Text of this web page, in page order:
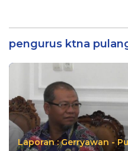
pengurus ktna
Laporan : Gerryawan -